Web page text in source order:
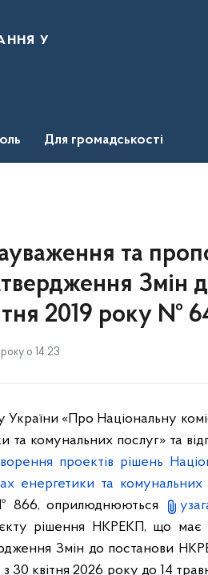
у
Для громадськості
та
Змін
2019 року №
о 14:23
України «Про Національну
комунальних послуг» та
проектів рішень
енергетики та комунальних
866, оприлюднюються
рішення НКРЕКП, що має
Змін до постанови
30 квітня 2026 року до 14